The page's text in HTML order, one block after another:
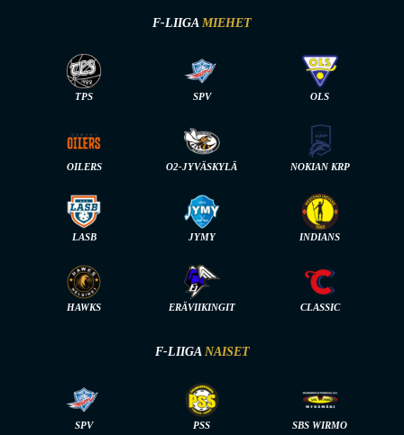
F-LIIGA MIEHET
TPS SPV OLS
OILERS O2-JYVÄSKYLÄ NOKIAN KRP
LASB JYMY INDIANS
HAWKS ERÄVIIKINGIT CLASSIC
F-LIIGA NAISET
SPV PSS SBS WIRMO